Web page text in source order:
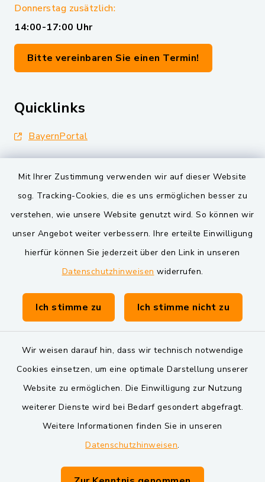
Mit Ihrer Zustimmung verwenden wir auf dieser Website
sog. Tracking-Cookies, die es uns ermöglichen besser zu
verstehen, wie unsere Website genutzt wird. So können wir
unser Angebot weiter verbessern. Ihre erteilte Einwilligung
hierfür können Sie jederzeit über den Link in unseren
Datenschutzhinweisen widerrufen.
Ich stimme zu Ich stimme nicht zu
Wir weisen darauf hin, dass wir technisch notwendige
Cookies einsetzen, um eine optimale Darstellung unserer
Website zu ermöglichen. Die Einwilligung zur Nutzung
weiterer Dienste wird bei Bedarf gesondert abgefragt.
Weitere Informationen finden Sie in unseren
Datenschutzhinweisen.
Donnerstag zusätzlich:
14:00-17:00 Uhr
Bitte vereinbaren Sie einen Termin!
Quicklinks
BayernPortal
Landkreis Schwandorf
VG und Gemeinden
Markt Schwarzenfeld
Gemeinde Schwarzach bei Nabburg
Verwaltungsgemeinschaft Schwarzenfeld
Barrierefreiheit